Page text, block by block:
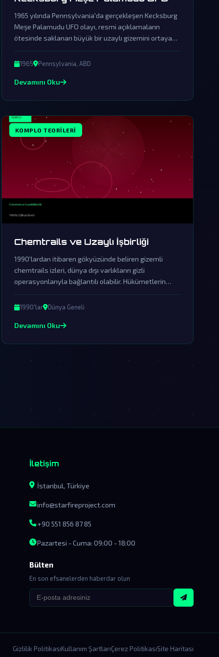
1965 yılında Pennsylvania'da gerçekleşen Kecksburg
Meşe Palamudu UFO olayı, resmi açıklamaların
ötesinde saklanan büyük bir uzaylı gizemini ortaya
koyuyor. Hükümetin örtbas çabaları ve sessiz kalışı,
bu esrarengiz olayın dünya dışı bir ziyaret olduğuna
1965 Pennsylvania, ABD
Devamını Oku
KOMPLO TEORILERI
Chemtrails ve Uzaylı İşbirliği
1990'lardan itibaren gökyüzünde beliren gizemli
chemtrails izleri, dünya dışı varlıkların gizli
operasyonlarıyla bağlantılı olabilir. Hükümetlerin
üstü kapalı örtbas çabaları, uzaylı işbirliğinin ve
küresel manipülasyonun ipuçlarını saklıyor.
1990'lar Dünya Geneli
Devamını Oku
İletişim
İstanbul, Türkiye
info@starfireproject.com
+90 551 856 87 85
Pazartesi - Cuma: 09:00 - 18:00
Bülten
En son efsanelerden haberdar olun
Gizlilik PolitikasıKullanım ŞartlarıÇerez PolitikasıSite Haritası